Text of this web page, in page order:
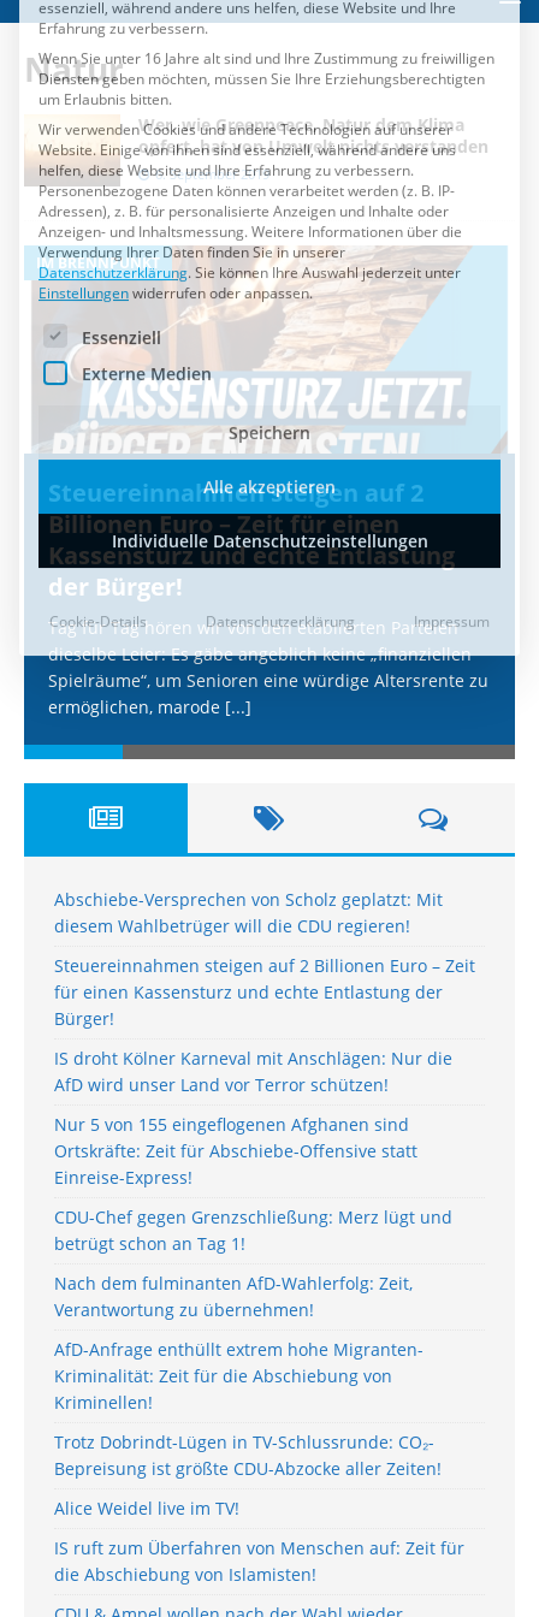
Natur
Wer, wie Greenpeace, Natur dem Klima
opfert, hat von Umwelt nichts verstanden
6. September 2019
IM BRENNPUNKT
Steuereinnahmen steigen auf 2
Billionen Euro – Zeit für einen
Kassensturz und echte Entlastung
der Bürger!
Tag für Tag hören wir von den etablierten Parteien
dieselbe Leier: Es gäbe angeblich keine „finanziellen
Spielräume“, um Senioren eine würdige Altersrente zu
ermöglichen, marode [...]
Abschiebe-Versprechen von Scholz geplatzt: Mit
diesem Wahlbetrüger will die CDU regieren!
Steuereinnahmen steigen auf 2 Billionen Euro – Zeit
für einen Kassensturz und echte Entlastung der
Bürger!
IS droht Kölner Karneval mit Anschlägen: Nur die
AfD wird unser Land vor Terror schützen!
Nur 5 von 155 eingeflogenen Afghanen sind
Ortskräfte: Zeit für Abschiebe-Offensive statt
Einreise-Express!
CDU-Chef gegen Grenzschließung: Merz lügt und
betrügt schon an Tag 1!
Nach dem fulminanten AfD-Wahlerfolg: Zeit,
Verantwortung zu übernehmen!
AfD-Anfrage enthüllt extrem hohe Migranten-
Kriminalität: Zeit für die Abschiebung von
Kriminellen!
Trotz Dobrindt-Lügen in TV-Schlussrunde: CO₂-
Bepreisung ist größte CDU-Abzocke aller Zeiten!
Alice Weidel live im TV!
IS ruft zum Überfahren von Menschen auf: Zeit für
die Abschiebung von Islamisten!
Datenschutzerklärung.Sie können Ihre Auswahl jederzeit unter
Einstellungenwiderrufen oder anpassen.
Es folgt eine Liste der Service-Gruppen, für die eine
Essenziell
Externe Medien
Speichern
Alle akzeptieren
Individuelle Datenschutzeinstellungen
Cookie-Details Datenschutzerklärung